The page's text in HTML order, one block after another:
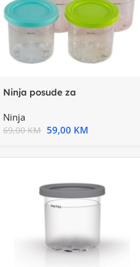
Ninja posude za
posude za
Ninja
69,00KM 59,00 KM